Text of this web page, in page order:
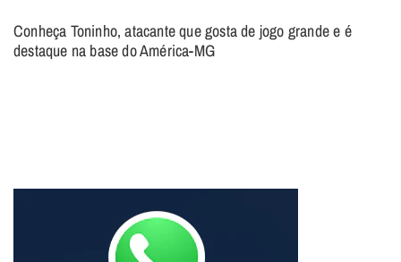
Conheça Toninho, atacante que gosta de jogo grande e é
destaque na base do América-MG